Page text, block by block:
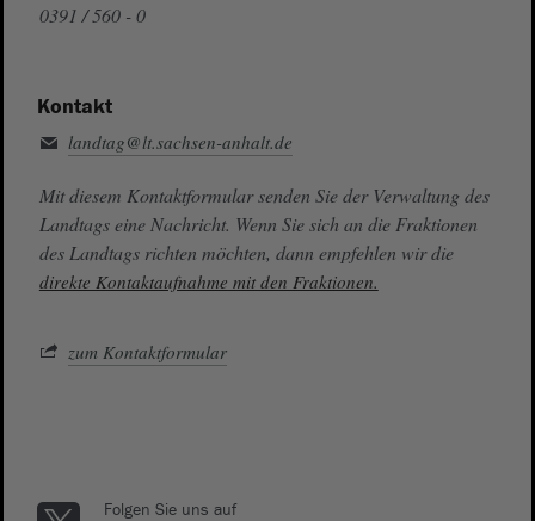
0391 / 560 - 0
Kontakt
landtag@lt.sachsen-anhalt.de
Mit diesem Kontaktformular senden Sie der Verwaltung des
Landtags eine Nachricht. Wenn Sie sich an die Fraktionen
des Landtags richten möchten, dann empfehlen wir die
direkte Kontaktaufnahme mit den Fraktionen.
zum Kontaktformular
Folgen Sie uns auf